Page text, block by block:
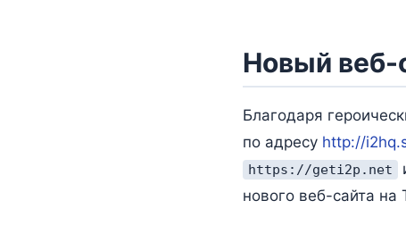
Новый веб-
Благодаря
по адресу http://
https://geti2p.net
нового веб-сайта на